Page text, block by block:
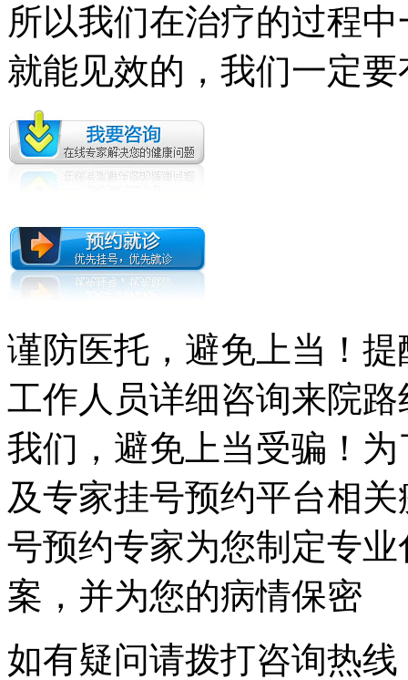
所以我们在治疗的过程
就能见效的，我们一定
谨防医托，避免上当！
工作人员详细咨询来院
我们，避免上当受骗！
及专家挂号预约平台相
号预约专家为您制定专
案，并为您的病情保密
如有疑问请拨打咨询热线